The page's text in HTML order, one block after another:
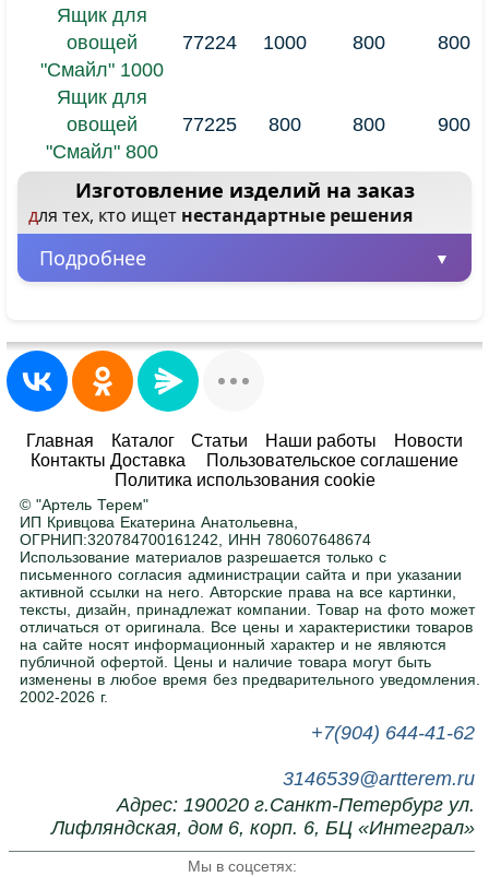
Ящик для
овощей
"Смайл" 1000
77224 1000 800 800
Ящик для
овощей
"Смайл" 800
77225 800 800 900
Изготовление изделий на заказ
для тех, кто ищет нестандартные решения
Подробнее
Заказывайте от одного изделия, не
ограничиваясь большими объемами.
Любые размеры и цвета
Адаптируем любой товар под ваше
помещение. Ширина, высота, глубина — по
вашему заданию. Покраска в любой цвет RAL
Нужна помощь в подборе?
Напишите или позвоните нам, поможем с
выбором.
Главная Каталог Статьи Наши работы
Новости
Контакты Доставка
Пользовательское соглашение
Политика использования cookie
© "Артель Терем"
ИП Кривцова Екатерина Анатольевна,
ОГРНИП:320784700161242, ИНН 780607648674
Использование материалов разрешается только с
письменного согласия администрации сайта и при указании
активной ссылки на него. Авторские права на все картинки,
тексты, дизайн, принадлежат компании. Товар на фото может
отличаться от оригинала. Все цены и характеристики товаров
на сайте носят информационный характер и не являются
публичной офертой. Цены и наличие товара могут быть
изменены в любое время без предварительного уведомления.
2002-2026 г.
+7(904) 644-41-62
3146539@artterem.ru
Адрес: 190020 г.Санкт-Петербург ул.
Лифляндская, дом 6, корп. 6, БЦ «Интеграл»
Мы в соцсетях: